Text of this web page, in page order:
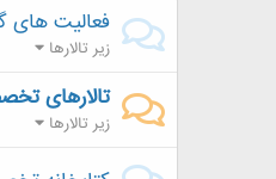
فعالیت های
زیر تالارها
تالارهای
زیر تالارها